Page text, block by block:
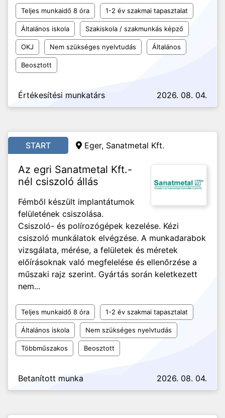
Teljes munkaidő 8 óra 1-2 év szakmai tapasztalat
Általános iskola Szakiskola / szakmunkás képző
OKJ Nem szükséges nyelvtudás Általános
Beosztott
Értékesítési munkatárs 2026. 08. 04.
START Eger, Sanatmetal Kft.
Az egri Sanatmetal Kft.-
nél csiszoló állás
Fémből készült implantátumok
felületének csiszolása.
Csiszoló- és polírozógépek kezelése. Kézi
csiszoló munkálatok elvégzése. A munkadarabok
vizsgálata, mérése, a felületek és méretek
előírásoknak való megfelelése és ellenőrzése a
műszaki rajz szerint. Gyártás során keletkezett
nem...
Teljes munkaidő 8 óra 1-2 év szakmai tapasztalat
Általános iskola Nem szükséges nyelvtudás
Többműszakos Beosztott
Betanított munka 2026. 08. 04.